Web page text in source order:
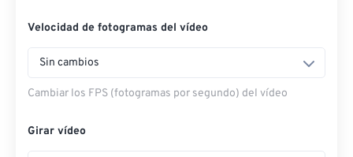
Velocidad de fotogramas del vídeo
Sin cambios
Cambiar los FPS (fotogramas por segundo) del vídeo
Girar vídeo